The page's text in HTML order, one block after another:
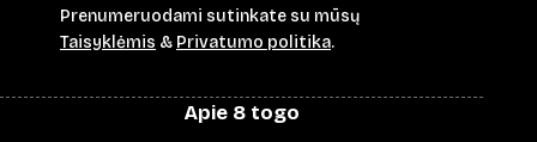
Prenumeruodami sutinkate su mūsų
Taisyklėmis & Privatumo politika.
Apie 8 togo